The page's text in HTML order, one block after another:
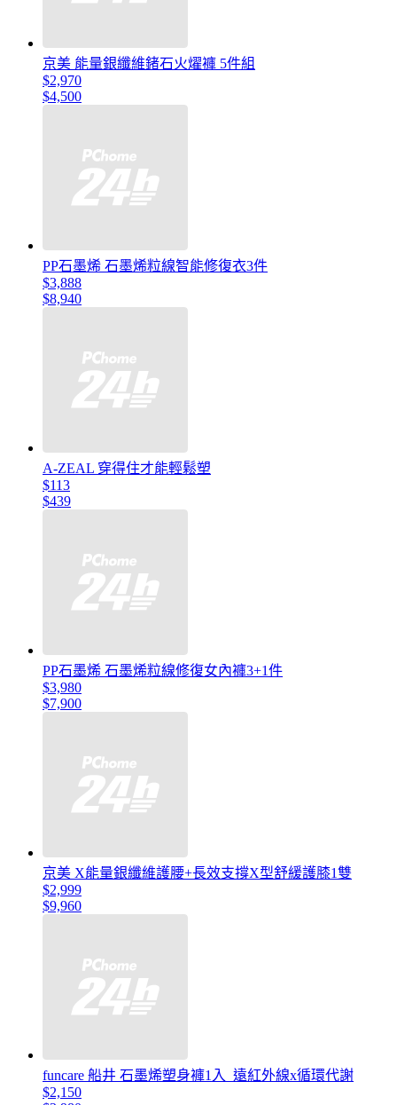
京美 能量銀纖維鍺石火燿褲 5件組
$2,970
$4,500
PP石墨烯 石墨烯粒線智能修復衣3件
$3,888
$8,940
A-ZEAL 穿得住才能輕鬆塑
$113
$439
PP石墨烯 石墨烯粒線修復女內褲3+1件
$3,980
$7,900
京美 X能量銀纖維護腰+長效支撐X型舒緩護膝1雙
$2,999
$9,960
funcare 船井 石墨烯塑身褲1入_遠紅外線x循環代謝
$2,150